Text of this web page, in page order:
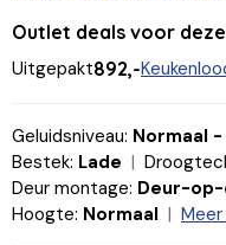
Outlet deals voor
Uitgepakt892,-
Geluidsniveau: Normaal
Bestek: Lade
Deur montage: Deur-
Hoogte: Normaal